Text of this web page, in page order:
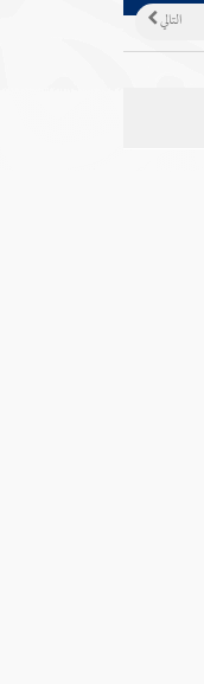
التالي